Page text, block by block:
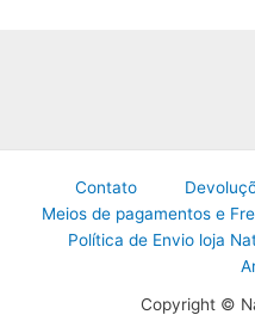
Contato
Meios de pagamentos e
Política de Envio loja
Copyright ©